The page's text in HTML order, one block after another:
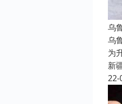
乌
乌
为
新
22-